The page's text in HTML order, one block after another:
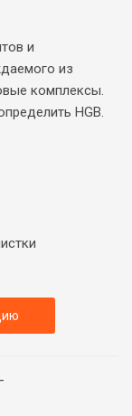
и
из
комплексы.
HGB.